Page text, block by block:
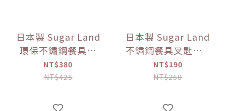
日本製 Sugar Land
環保不鏽鋼餐具組
（附收納盒） 多色
可選【優惠限定】
NT$380
NT$425
日本製 Sugar Land
不鏽鋼餐具叉匙組 5
款色可選【優惠限
定】
NT$190
NT$250